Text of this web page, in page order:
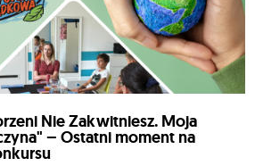
Nie Zakwitniesz. Moja
– Ostatni moment na